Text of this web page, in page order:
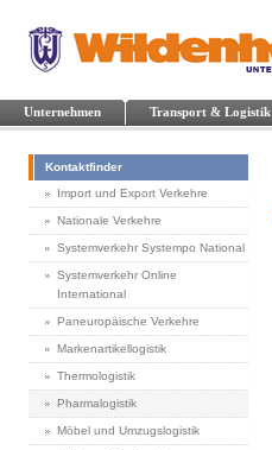
Unternehmen Transport & Logistik
Kontaktfinder
Import und Export Verkehre
Nationale Verkehre
Systemverkehr Systempo National
Systemverkehr Online
International
Paneuropäische Verkehre
Markenartikellogistik
Thermologistik
Pharmalogistik
Möbel und Umzugslogistik